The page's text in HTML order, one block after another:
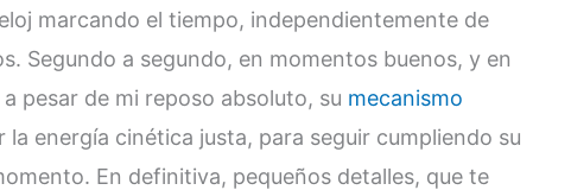
marcando el tiempo, independientemente de
Segundo a segundo, en momentos buenos, y en
pesar de mi reposo absoluto, su mecanismo
la energía cinética justa, para seguir cumpliendo su
En definitiva, pequeños detalles, que te